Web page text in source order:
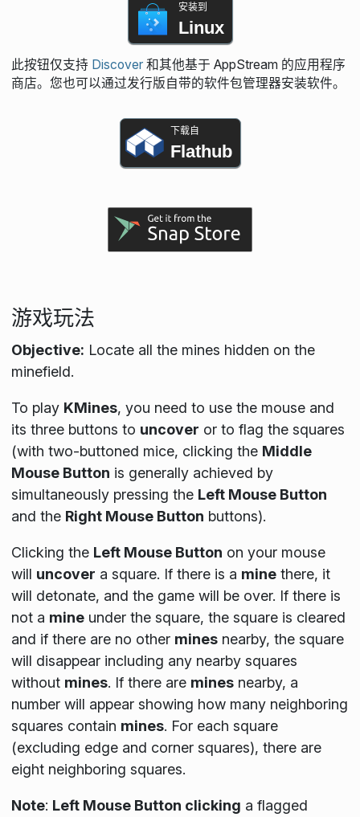
安装到
Linux
此按钮仅支持 Discover和其他基于 AppStream 的应用程序
商店。您也可以通过发行版自带的软件包管理器安装软件。
下载自
Flathub
游戏玩法
Objective: Locate all the mines hidden on the
minefield.
To play KMines, you need to use the mouse and
its three buttons to uncover or to flag the squares
(with two-buttoned mice, clicking the Middle
Mouse Button is generally achieved by
simultaneously pressing the Left Mouse Button
and the Right Mouse Button buttons).
Clicking the Left Mouse Button on your mouse
will uncover a square. If there is a minethere, it
will detonate, and the game will be over. If there is
not a mineunder the square, the square is cleared
and if there are no other minesnearby, the square
will disappear including any nearby squares
without mines. If there are minesnearby, a
number will appear showing how many neighboring
squares contain mines. For each square
(excluding edge and corner squares), there are
eight neighboring squares.
Note: Left Mouse Button clicking a flagged